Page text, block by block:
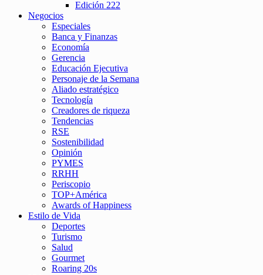
Edición 222
Negocios
Especiales
Banca y Finanzas
Economía
Gerencia
Educación Ejecutiva
Personaje de la Semana
Aliado estratégico
Tecnología
Creadores de riqueza
Tendencias
RSE
Sostenibilidad
Opinión
PYMES
RRHH
Periscopio
TOP+América
Awards of Happiness
Estilo de Vida
Deportes
Turismo
Salud
Gourmet
Roaring 20s